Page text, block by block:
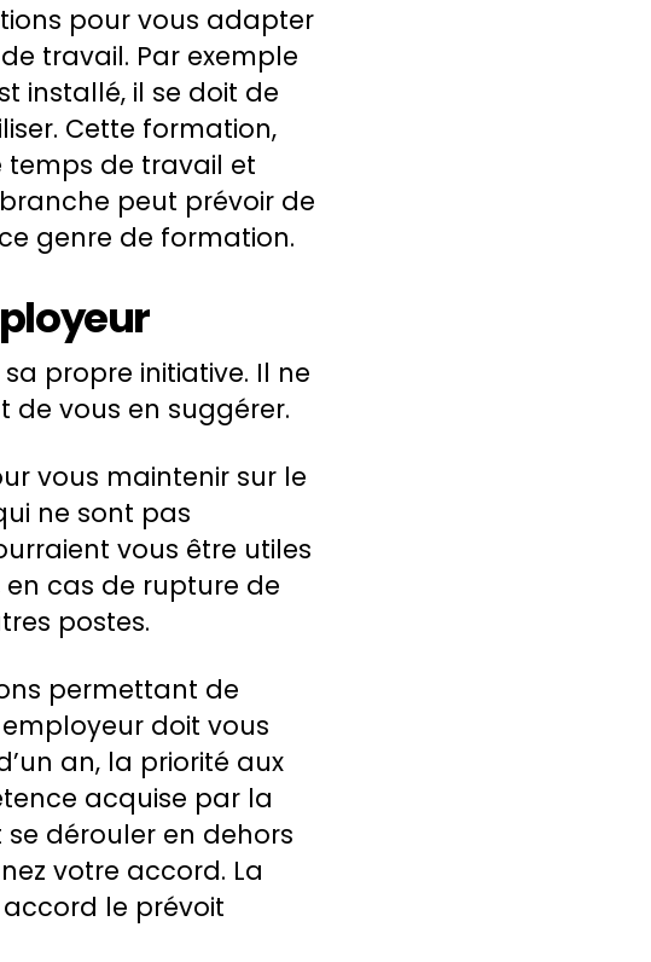
pour vous adapter
travail. Par exemple
installé, il se doit de
Cette formation,
temps de travail et
peut prévoir de
genre de formation.
propre initiative. Il ne
de vous en suggérer.
vous maintenir sur le
ne sont pas
vous être utiles
en cas de rupture de
postes.
permettant de
doit vous
an, la priorité aux
acquise par la
dérouler en dehors
votre accord. La
le prévoit